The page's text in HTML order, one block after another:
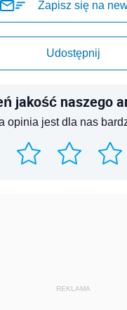
Zapisz się na
Udostępnij
jakość naszego
opinia jest dla nas
REKLAMA